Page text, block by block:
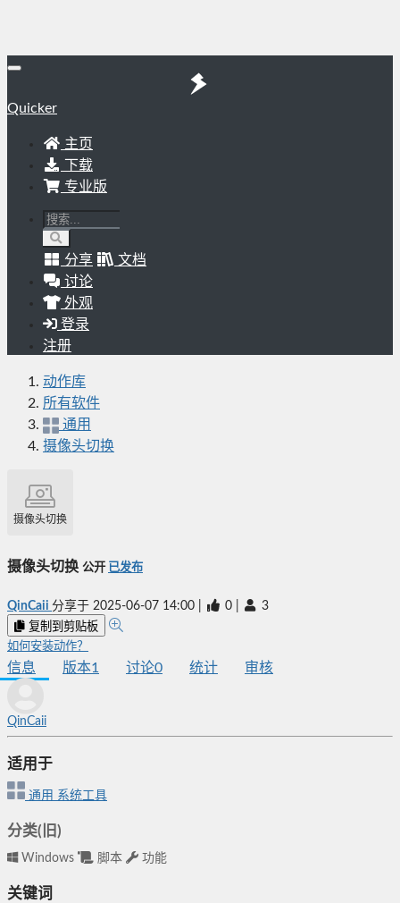
Quicker
主页
下载
专业版
分享
文档
讨论
外观
登录
注册
动作库
所有软件
通用
摄像头切换
摄像头切换
摄像头切换 公开 已发布
QinCaii 分享于 2025-06-07 14:00 0 3
复制到剪贴板
如何安装动作？
信息 版本1 讨论0 统计 审核
QinCaii
适用于
通用 系统工具
分类(旧)
Windows 脚本 功能
关键词